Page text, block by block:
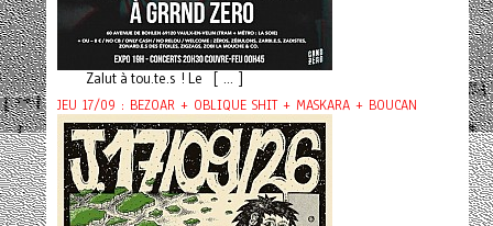
Zalut à tou.te.s ! Le [ ... ]
JEU 17/09 : BEZOAR + OBLIQUE SHIT + MASKARA + BOUCAN